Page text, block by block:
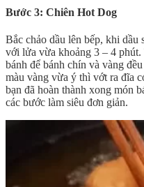
Bước 3: Chiên Hot Dog
Bắc chảo dầu lên bếp, khi dầu
với lửa vừa khoảng 3 – 4
bánh để bánh chín và vàng
màu vàng vừa ý thì vớt ra đĩa
bạn đã hoàn thành xong món
các bước làm siêu đơn giản.